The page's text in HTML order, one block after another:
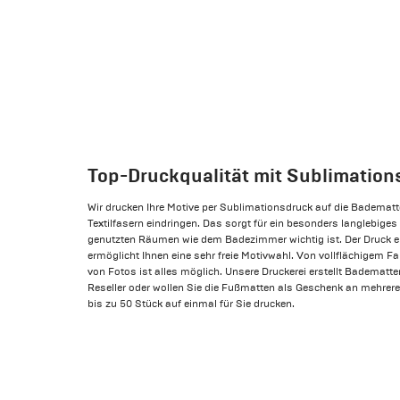
Top-Druckqualität mit
Wir drucken Ihre Motive per Sublimationsdruck auf die
Textilfasern eindringen. Das sorgt für ein besonders
genutzten Räumen wie dem Badezimmer wichtig ist. Der Druck
ermöglicht Ihnen eine sehr freie Motivwahl. Von vollflächigem
von Fotos ist alles möglich. Unsere Druckerei erstellt
Reseller oder wollen Sie die Fußmatten als Geschenk an
bis zu 50 Stück auf einmal für Sie drucken.